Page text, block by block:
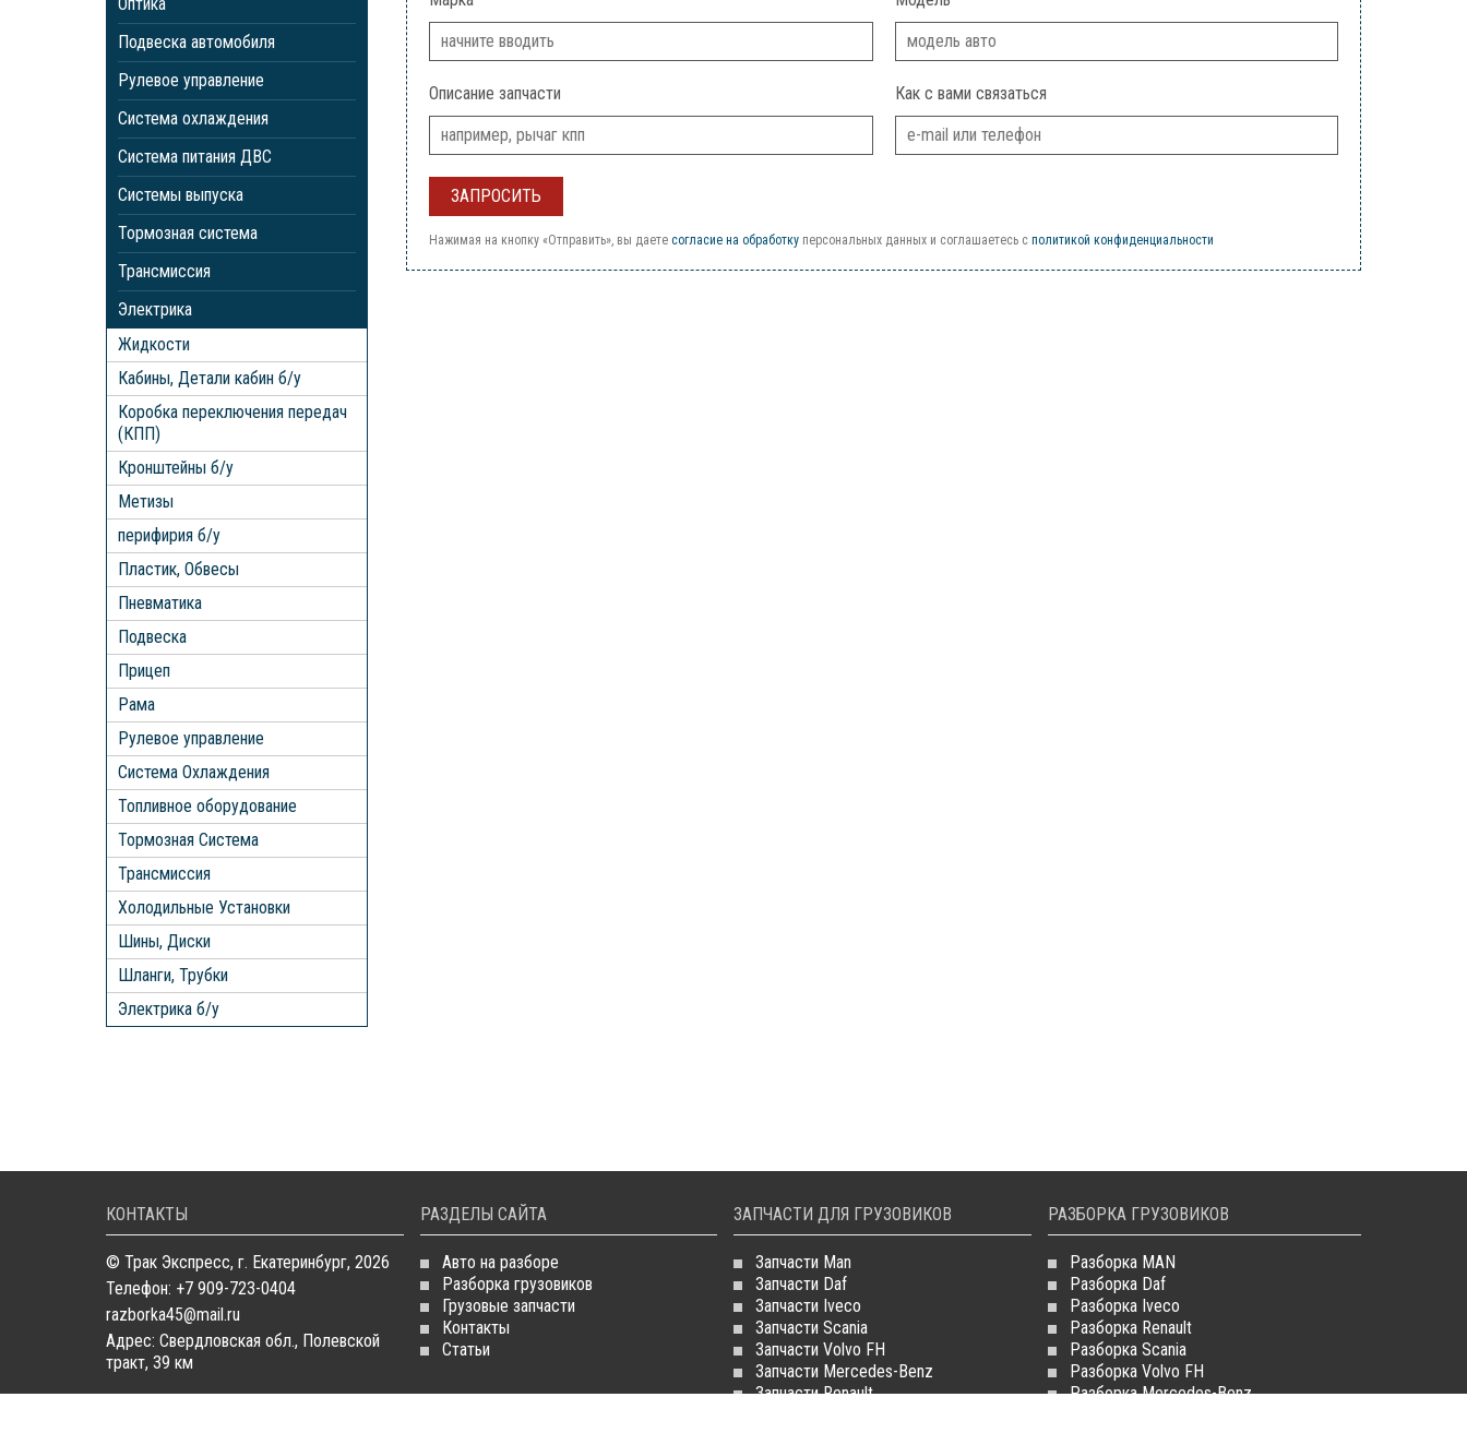
Оптика
Подвеска автомобиля
Рулевое управление
Система охлаждения
Система питания ДВС
Системы выпуска
Тормозная система
Трансмиссия
Электрика
Жидкости
Кабины, Детали кабин б/у
Коробка переключения передач
(КПП)
Кронштейны б/у
Метизы
перифирия б/у
Пластик, Обвесы
Пневматика
Подвеска
Прицеп
Рама
Рулевое управление
Система Охлаждения
Топливное оборудование
Тормозная Система
Трансмиссия
Холодильные Установки
Шины, Диски
Шланги, Трубки
Электрика б/у
Описание запчасти Как с вами связаться
Нажимая на кнопку «Отправить», вы даете согласие на обработку персональных данных и соглашаетесь c политикой конфиденциальности
КОНТАКТЫ
© Трак Экспресс, г. Екатеринбург, 2026
Телефон: +7 909-723-0404
razborka45@mail.ru
Адрес: Свердловская обл., Полевской
тракт, 39 км
РАЗДЕЛЫ САЙТА
Авто на разборе
Разборка грузовиков
Грузовые запчасти
Контакты
Статьи
ЗАПЧАСТИ ДЛЯ ГРУЗОВИКОВ
Запчасти Man
Запчасти Daf
Запчасти Iveco
Запчасти Scania
Запчасти Volvo FH
Запчасти Mercedes-Benz
Запчасти Renault
РАЗБОРКА ГРУЗОВИКОВ
Разборка MAN
Разборка Daf
Разборка Iveco
Разборка Renault
Разборка Scania
Разборка Volvo FH
Разборка Mercedes-Benz